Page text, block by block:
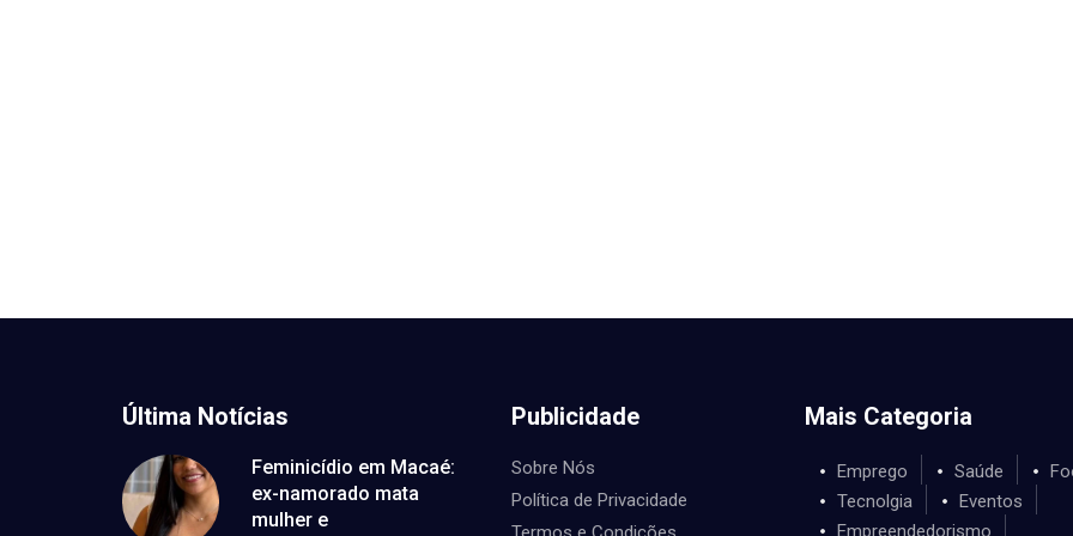
Última Notícias
Feminicídio em Macaé:
ex-namorado mata
mulher e
Publicidade
Sobre Nós
Política de Privacidade
Mais Categoria
Emprego Saúde
Tecnolgia
Eventos
Empreendedorismo